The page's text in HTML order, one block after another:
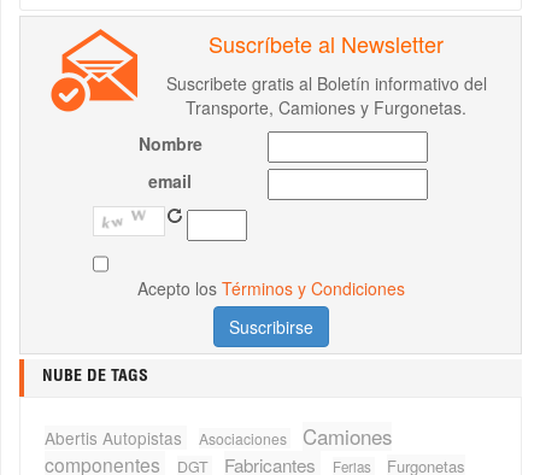
Suscríbete al Newsletter
Suscribete gratis al Boletín informativo del
Transporte, Camiones y Furgonetas.
Nombre
email
Acepto los Términos y Condiciones
NUBE DE TAGS
Abertis Autopistas Asociaciones Camiones
componentes DGT Fabricantes Ferias Furgonetas